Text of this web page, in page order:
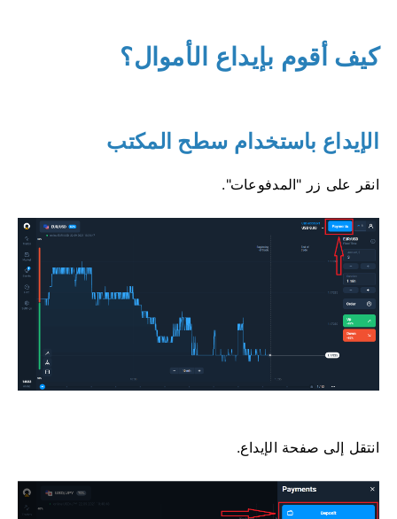
كيف أقوم بإيداع الأموال؟
الإيداع باستخدام سطح المكتب
انقر على زر "المدفوعات".
انتقل إلى صفحة الإيداع.